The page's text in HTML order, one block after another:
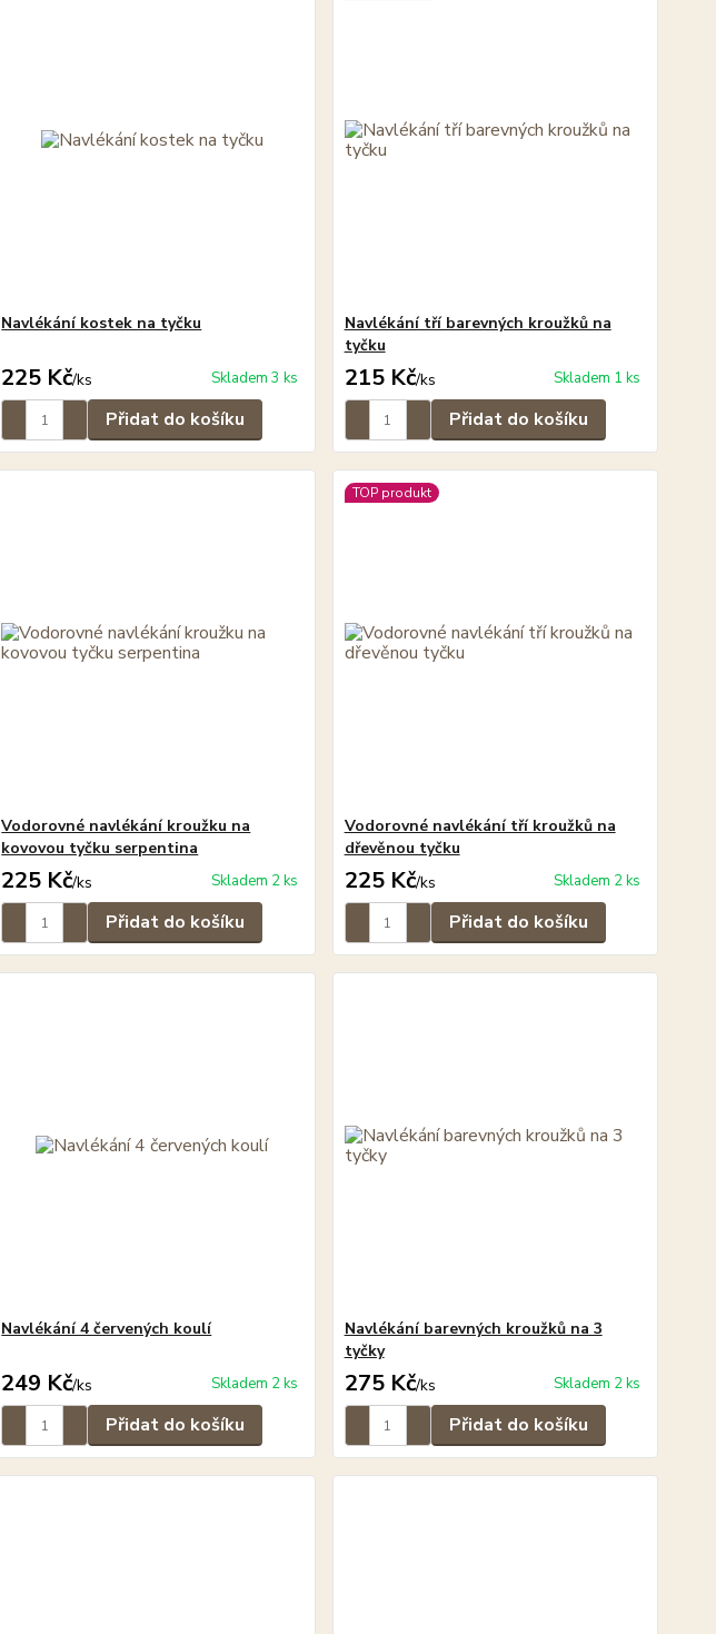
Navlékání kostek na tyčku
225 Kč/ks Skladem 3 ks
Přidat do košíku
Navlékání tří barevných kroužků na
tyčku
215 Kč/ks Skladem 1 ks
Přidat do košíku
Vodorovné navlékání kroužku na
kovovou tyčku serpentina
225 Kč/ks Skladem 2 ks
Přidat do košíku
TOP produkt
Vodorovné navlékání tří kroužků na
dřevěnou tyčku
225 Kč/ks Skladem 2 ks
Přidat do košíku
Navlékání 4 červených koulí
249 Kč/ks Skladem 2 ks
Přidat do košíku
Navlékání barevných kroužků na 3
tyčky
275 Kč/ks Skladem 2 ks
Přidat do košíku